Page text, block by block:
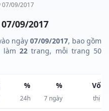
07/09/2017
09/2017
ngày 07/09/2017, bao gồm
làm22 trang, mỗi trang 50
%
24h
%
7 ngày
Vốn
thị